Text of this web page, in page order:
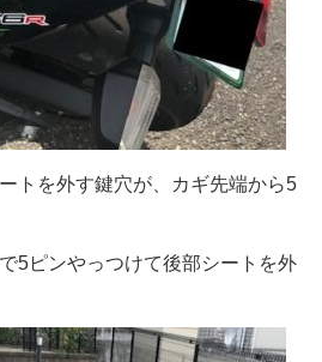
トを外す鍵穴が、カギ先端から5
5ピンやっつけて後部シートを外